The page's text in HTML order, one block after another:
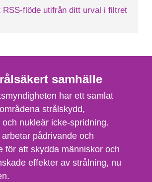
RSS-flöde utifrån ditt urval i filtret
samhälle
har ett samlat
strålskydd,
och nukleär icke-spridning.
pådrivande och
för att skydda människor och
effekter av strålning, nu